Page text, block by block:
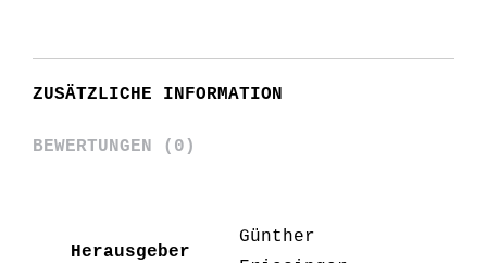
ZUSÄTZLICHE INFORMATION
BEWERTUNGEN (0)
Herausgeber
Günther